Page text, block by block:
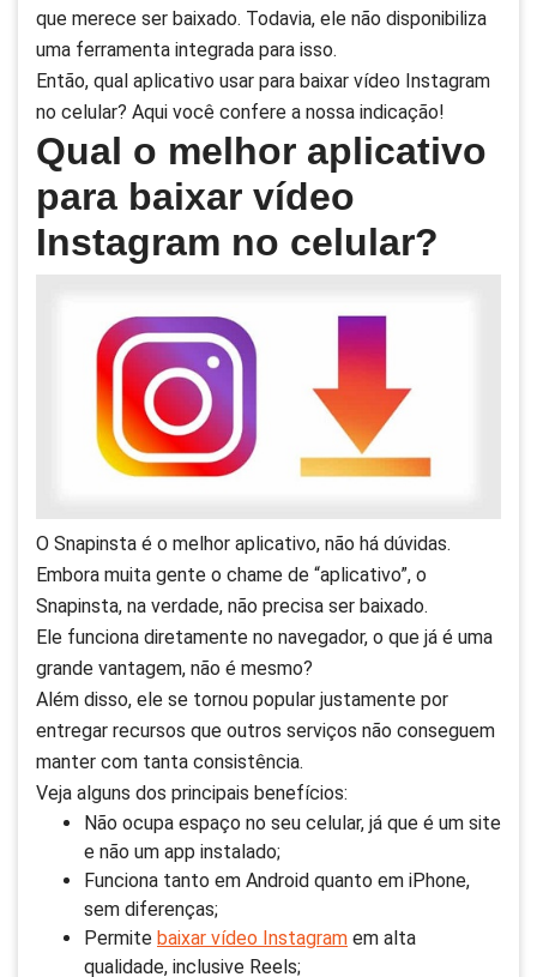
que merece ser baixado. Todavia, ele não disponibiliza
uma ferramenta integrada para isso.
Então, qual aplicativo usar para baixar vídeo Instagram
no celular? Aqui você confere a nossa indicação!
Qual o melhor aplicativo
para baixar vídeo
Instagram no celular?
O Snapinsta é o melhor aplicativo, não há dúvidas.
Embora muita gente o chame de “aplicativo”, o
Snapinsta, na verdade, não precisa ser baixado.
Ele funciona diretamente no navegador, o que já é uma
grande vantagem, não é mesmo?
Além disso, ele se tornou popular justamente por
entregar recursos que outros serviços não conseguem
manter com tanta consistência.
Veja alguns dos principais benefícios:
Não ocupa espaço no seu celular, já que é um site
e não um app instalado;
Funciona tanto em Android quanto em iPhone,
sem diferenças;
Permite baixar vídeo Instagram em alta
qualidade, inclusive Reels;